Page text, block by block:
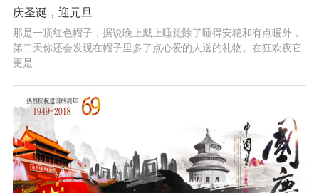
庆圣诞，迎元旦
那是一顶红色帽子，据说晚上戴上睡觉除了睡得安稳和有点暖外，
第二天你还会发现在帽子里多了点心爱的人送的礼物。在狂欢夜它
更是...